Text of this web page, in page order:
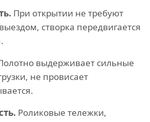
При открытии не требуют
створка передвигается
выдерживает сильные
не провисает
Роликовые тележки,